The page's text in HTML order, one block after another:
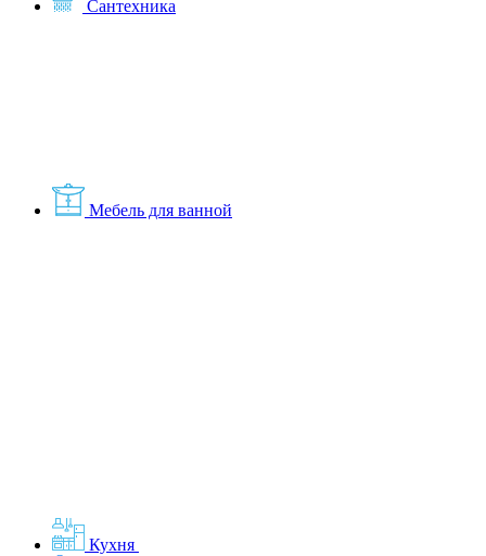
Сантехника
Мебель для ванной
Кухня